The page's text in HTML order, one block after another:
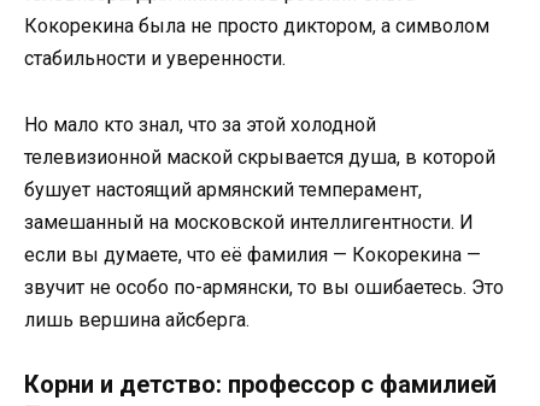
Кокорекина была не просто диктором, а символом
стабильности и уверенности.
Но мало кто знал, что за этой холодной
телевизионной маской скрывается душа, в которой
бушует настоящий армянский темперамент,
замешанный на московской интеллигентности. И
если вы думаете, что её фамилия — Кокорекина —
звучит не особо по-армянски, то вы ошибаетесь. Это
лишь вершина айсберга.
Корни и детство: профессор с фамилией